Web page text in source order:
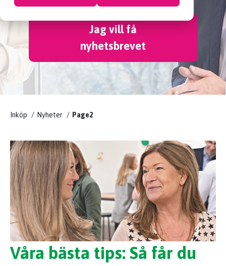
OM OSS
KUNSKAP
EFFSO TOOLS
Jag vill få
nyhetsbrevet
Inköp Nyheter Page2
Våra bästa tips: Så får du